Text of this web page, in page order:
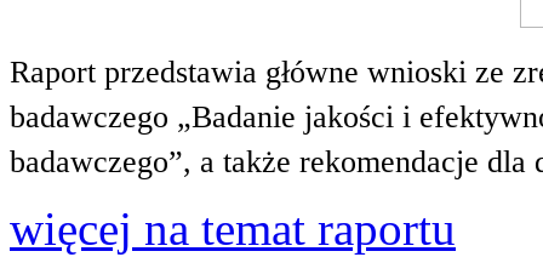
Raport przedstawia główne wnioski ze
badawczego „Badanie jakości i
badawczego”, a także rekomendacje
więcej na temat raportu